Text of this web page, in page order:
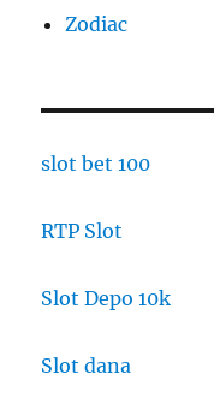
Zodiac
slot bet 100
RTP Slot
Slot Depo 10k
Slot dana